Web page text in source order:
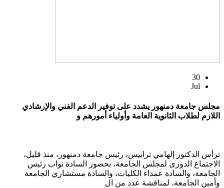
30
Jul
مجلس جامعة دمنهور يشدد على توفير الدعم الفني والإرشادي
اللازم لطلاب الثانوية العامة وأولياء أمورهم و
ترأس الدكتور إلهامي ترابيس، رئيس جامعة دمنهور، منذ قليل،
الاجتماع الدورى لمجلس الجامعة، بحضور السادة نواب رئيس
الجامعة، والسادة عمداء الكليات، والسادة مستشاري الجامعة
وأمين الجامعة، لمناقشة عدد من ال